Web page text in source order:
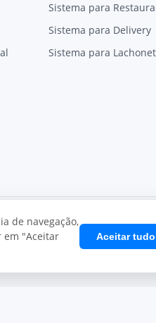
Sistema para
Sistema para Delivery
Sistema para
de navegação,
em "Aceitar
Aceitar tudo